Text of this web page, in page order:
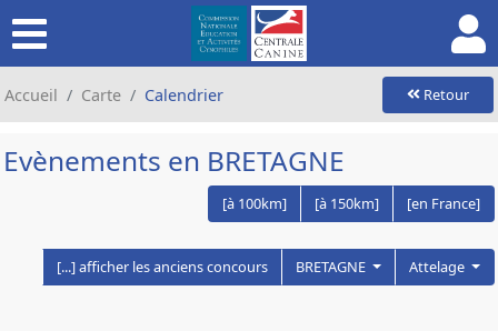
Accueil Carte Calendrier Retour
Evènements en BRETAGNE
[à 100km] [à 150km] [en France]
[...] afficher les anciens concours BRETAGNE Attelage